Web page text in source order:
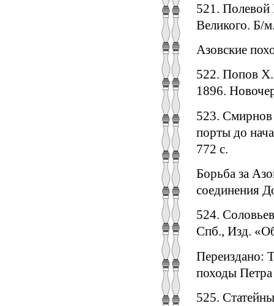
521. Полевой
Великого. Б/
Азовские
522. Попов
1896.
523. Смирнов
порты до
772 с.
Борьба за
соединения
524.
Спб., Изд.
Переиздано:
походы
525.